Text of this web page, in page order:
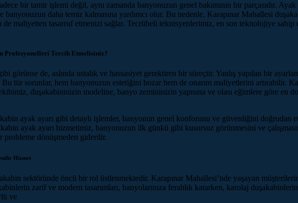
bir tamir işlemi değil, aynı zamanda banyonuzun genel bakımının bir parçasıdır. Ayak
banyonuzun daha temiz kalmasına yardımcı olur. Bu nedenle, Karapınar Mahallesi
de maliyetten tasarruf etmenizi sağlar. Tecrübeli teknisyenlerimiz, en son teknolojiye
Profesyonelleri Tercih Etmelisiniz?
görünse de, aslında ustalık ve hassasiyet gerektiren bir süreçtir. Yanlış yapılan bir
tür sorunlar, hem banyonuzun estetiğini bozar hem de onarım maliyetlerini artırabilir.
duşakabininizin modeline, banyo zemininizin yapısına ve olası eğimlere göre en
ayak ayarı gibi detaylı işlemler, banyonun genel konforunu ve güvenliğini doğrudan
ayak ayarı hizmetimiz, banyonuzun ilk günkü gibi kusursuz görünmesini ve
dönüşmeden giderilir.
Hizmet
sektöründe öncü bir rol üstlenmektedir. Karapınar Mahallesi’nde yaşayan
zarif ve modern tasarımları, banyolarınıza ferahlık katarken, karolaj
ve